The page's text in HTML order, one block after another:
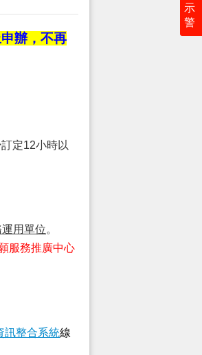
示
警
辦，不再
定12小時以
用單位。
服務推廣中心
訊整合系統線